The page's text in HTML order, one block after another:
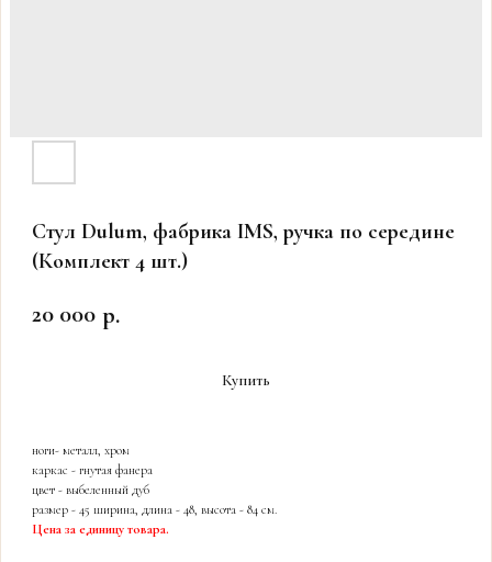
Стул Dulum, фабрика IMS, ручка по середине
(Комплект 4 шт.)
20 000 р.
Купить
ноги- металл, хром
каркас - гнутая фанера
цвет - выбеленный дуб
размер - 45 ширина, длина - 48, высота - 84 см.
Цена за единицу товара.